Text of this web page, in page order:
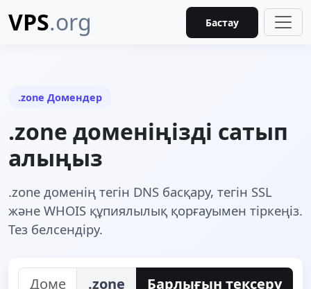
VPS.org Бастау
.zone Домендер
.zone доменіңізді сатып
алыңыз
.zone доменің тегін DNS басқару, тегін SSL
және WHOIS құпиялылық қорғауымен тіркеңіз.
Тез белсендіру.
.zone Барлығын тексеру